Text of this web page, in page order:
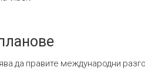
да правите международни